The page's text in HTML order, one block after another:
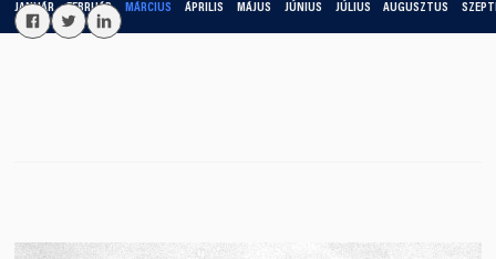
JANUÁR FEBRUÁR MÁRCIUS ÁPRILIS MÁJUS JÚNIUS JÚLIUS AUGUSZTUS